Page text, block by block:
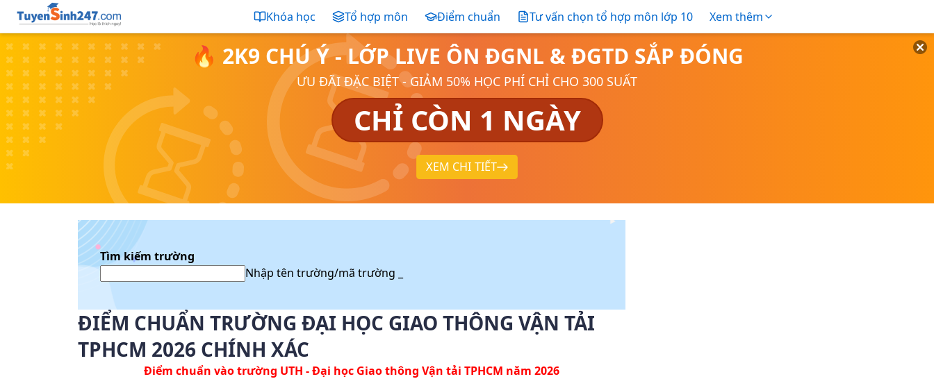
Khóa học Tổ hợp môn Điểm chuẩn Tư vấn chọn tổ hợp môn lớp 10 Xem thêm
🔥 2K9 CHÚ Ý - LỚP LIVE ÔN ĐGNL & ĐGTD SẮP ĐÓNG
ƯU ĐÃI ĐẶC BIỆT - GIẢM 50% HỌC PHÍ CHỈ CHO 300 SUẤT
CHỈ CÒN 1 NGÀY
XEM CHI TIẾT
Tìm kiếm trường
Nhập tên trường/mã trường _
ĐIỂM CHUẨN TRƯỜNG ĐẠI HỌC GIAO THÔNG VẬN TẢI
TPHCM 2026 CHÍNH XÁC
Điểm chuẩn vào trường UTH - Đại học Giao thông Vận tải TPHCM năm 2026